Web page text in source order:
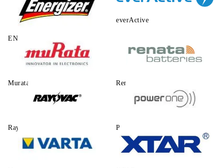
ENERGIZER
everActive
Murata Renata
Rayovac Power One